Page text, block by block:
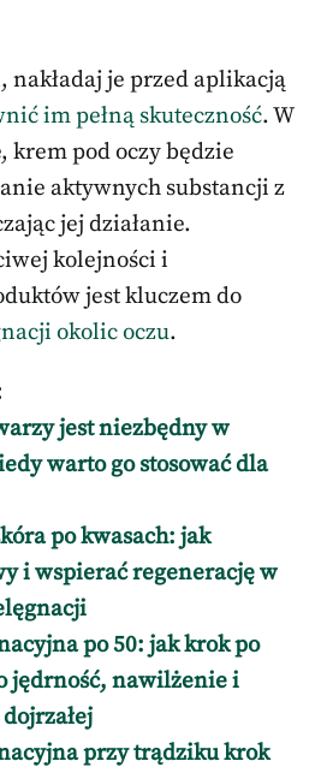
nakładaj je przed aplikacją
im pełną skuteczność. W
krem pod oczy będzie
aktywnych substancji z
jej działanie.
kolejności i
jest kluczem do
okolic oczu.
jest niezbędny w
warto go stosować dla
po kwasach: jak
i wspierać regenerację w
po 50: jak krok po
jędrność, nawilżenie i
przy trądziku krok